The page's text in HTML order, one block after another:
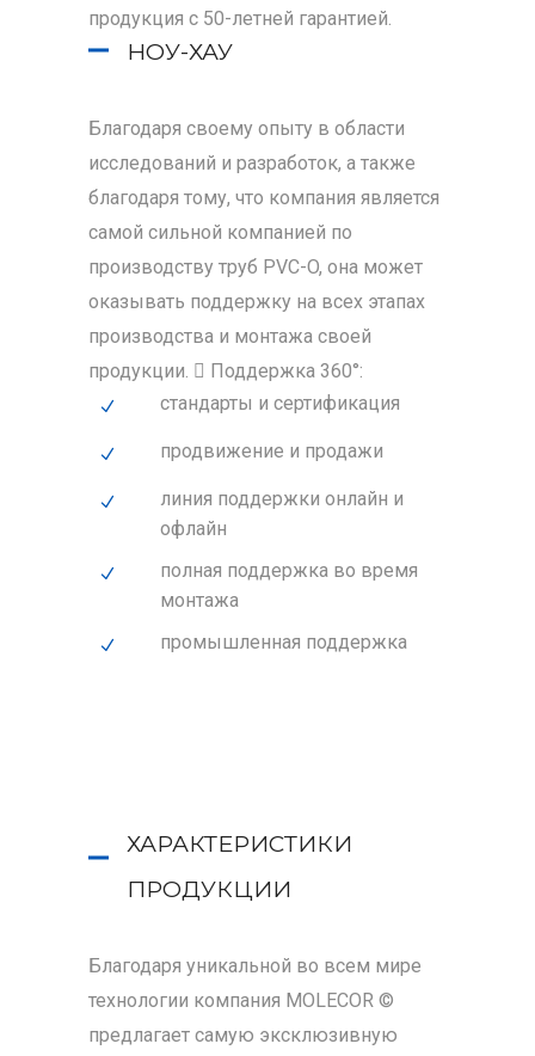
продукция с 50-летней гарантией.
НОУ-ХАУ
Благодаря своему опыту в области
исследований и разработок, а также
благодаря тому, что компания является
самой сильной компанией по
производству труб PVC-O, она может
оказывать поддержку на всех этапах
производства и монтажа своей
продукции.  Поддержка 360°:
стандарты и сертификация
продвижение и продажи
линия поддержки онлайн и
офлайн
полная поддержка во время
монтажа
промышленная поддержка
ХАРАКТЕРИСТИКИ
ПРОДУКЦИИ
Благодаря уникальной во всем мире
технологии компания MOLECOR ©
предлагает самую эксклюзивную